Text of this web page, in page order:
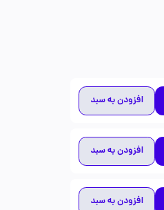
افزودن به سبد
افزودن به سبد
افزودن به سبد